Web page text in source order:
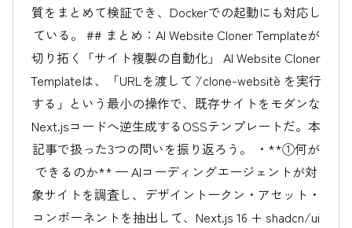
質をまとめて検証でき、Dockerでの起動にも対応し
ている。 ## まとめ：AI Website Cloner Templateが
切り拓く「サイト複製の自動化」 AI Website Cloner
Templateは、「URLを渡して `/clone-website` を実行
する」という最小の操作で、既存サイトをモダンな
Next.jsコードへ逆生成するOSSテンプレートだ。本
記事で扱った3つの問いを振り返ろう。 ・**①何が
できるのか** — AIコーディングエージェントが対
象サイトを調査し、デザイントークン・アセット・
コンポーネントを抽出して、Next.js 16 + shadcn/ui